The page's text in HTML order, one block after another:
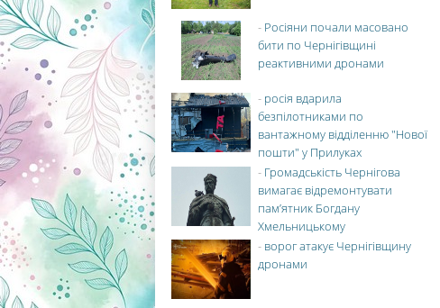
- Росіяни почали масовано
бити по Чернігівщині
реактивними дронами
- росія вдарила
безпілотниками по
вантажному відділенню "Нової
пошти" у Прилуках
- Громадськість Чернігова
вимагає відремонтувати
пам’ятник Богдану
Хмельницькому
- ворог атакує Чернігівщину
дронами